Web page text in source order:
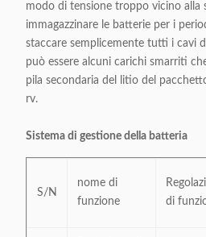
modo di tensione troppo vicino alla
immagazzinare le batterie per i
staccare semplicemente tutti i cavi
può essere alcuni carichi smarriti
pila secondaria del litio del
rv.
Sistema di gestione della batteria
S/N
nome di
funzione
di